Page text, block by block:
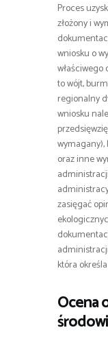
Proces
złożony i
wniosku o
to wójt,
regionalny
wniosku
oraz inne
zasięgać
która
Ocena